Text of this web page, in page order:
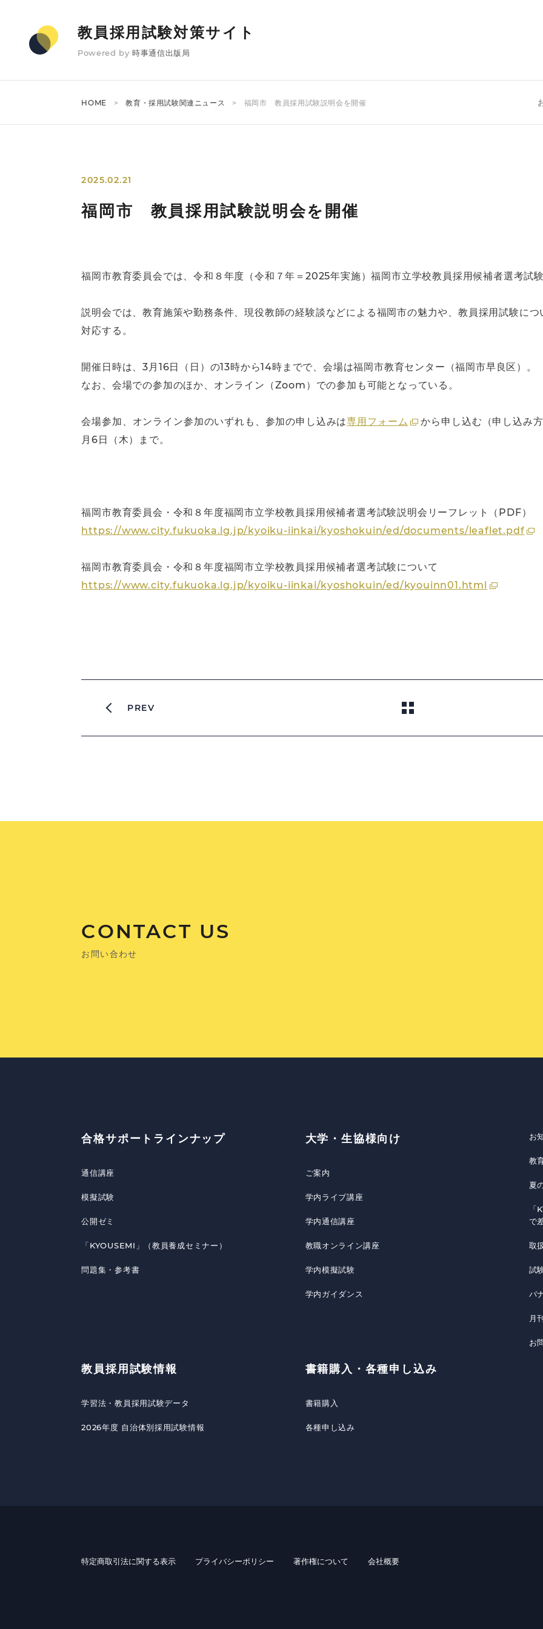
教員採用試験対策サイト
Powered by 時事通信出版局
HOME 教育・採用試験関連ニュース 福岡市 教員採用試験説明会を開催
2025.02.21
福岡市 教員採用試験説明会を開催
福岡市教育委員会では、令和８年度（令和７年＝2025年実施）福岡市立学校教員採用候補者選考試
説明会では、教育施策や勤務条件、現役教師の経験談などによる福岡市の魅力や、教員採用試験に
対応する。
開催日時は、3月16日（日）の13時から14時までで、会場は福岡市教育センター（福岡市早良区）。
なお、会場での参加のほか、オンライン（Zoom）での参加も可能となっている。
会場参加、オンライン参加のいずれも、参加の申し込みは専用フォーム
から申し込む（申し込み
月6日（木）まで。
福岡市教育委員会・令和８年度福岡市立学校教員採用候補者選考試験説明会リーフレット（PDF）
https://www.city.fukuoka.lg.jp/kyoiku-iinkai/kyoshokuin/ed/documents/leaflet.pdf
福岡市教育委員会・令和８年度福岡市立学校教員採用候補者選考試験について
https://www.city.fukuoka.lg.jp/kyoiku-iinkai/kyoshokuin/ed/kyouinn01.html
PREV
CONTACT US
お問い合わせ
合格サポートラインナップ
通信講座
模擬試験
公開ゼミ
「KYOUSEMI」（教員養成セミナー）
問題集・参考書
教員採用試験情報
学習法・教員採用試験データ
2026年度 自治体別採用試験情報
大学・生協様向け
ご案内
学内ライブ講座
学内通信講座
教職オンライン講座
学内模擬試験
学内ガイダンス
書籍購入・各種申し込み
書籍購入
各種申し込み
お
教
夏
で
取
試
バ
月
お
特定商取引法に関する表示 プライバシーポリシー 著作権について 会社概要